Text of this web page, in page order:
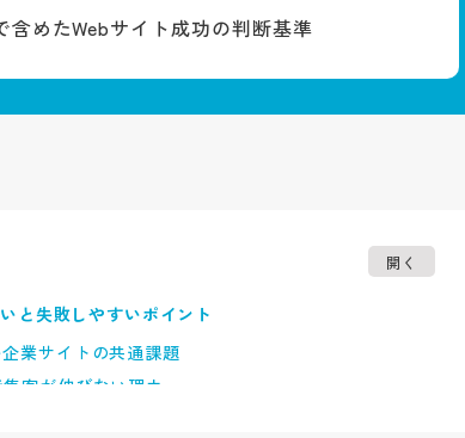
めたWebサイト成功の判断基準
開く
と失敗しやすいポイント
業サイトの共通課題
客が伸びない理由